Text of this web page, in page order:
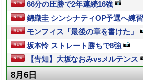
66分の圧勝で2年連続16強
錦織圭 シンシナティOP予選へ練習
モンフィス「最後の章を書けた」
坂本怜 ストレート勝ちで8強
【告知】大坂なおみvsメルテンス
8月6日